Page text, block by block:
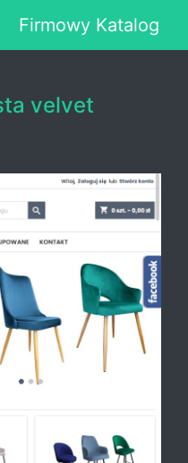
Firmowy Katalog
velvet